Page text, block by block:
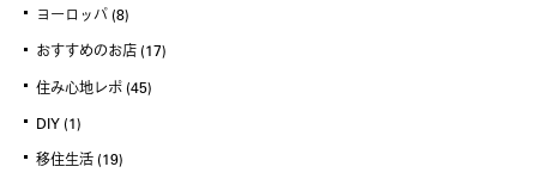
ヨーロッパ (8)
おすすめのお店 (17)
住み心地レポ (45)
DIY (1)
移住生活 (19)